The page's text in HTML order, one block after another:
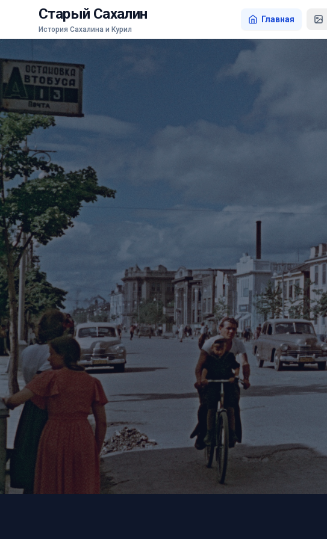
Старый Сахалин
История Сахалина и Курил
Главная